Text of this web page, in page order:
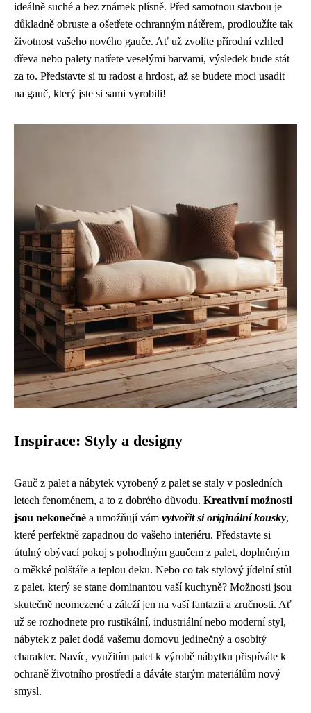
ideálně suché a bez známek plísně. Před samotnou stavbou je
důkladně obruste a ošetřete ochranným nátěrem, prodloužíte tak
životnost vašeho nového gauče. Ať už zvolíte přírodní vzhled
dřeva nebo palety natřete veselými barvami, výsledek bude stát
za to. Představte si tu radost a hrdost, až se budete moci usadit
na gauč, který jste si sami vyrobili!
Inspirace: Styly a designy
Gauč z palet a nábytek vyrobený z palet se staly v posledních
letech fenoménem, a to z dobrého důvodu. Kreativní možnosti
jsou nekonečné a umožňují vám vytvořit si originální kousky,
které perfektně zapadnou do vašeho interiéru. Představte si
útulný obývací pokoj s pohodlným gaučem z palet, doplněným
o měkké polštáře a teplou deku. Nebo co tak stylový jídelní stůl
z palet, který se stane dominantou vaší kuchyně? Možnosti jsou
skutečně neomezené a záleží jen na vaší fantazii a zručnosti. Ať
už se rozhodnete pro rustikální, industriální nebo moderní styl,
nábytek z palet dodá vašemu domovu jedinečný a osobitý
charakter. Navíc, využitím palet k výrobě nábytku přispíváte k
ochraně životního prostředí a dáváte starým materiálům nový
smysl.